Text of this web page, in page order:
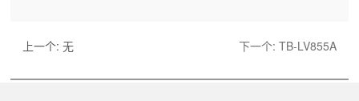
上一个: 无 下一个: TB-LV855A